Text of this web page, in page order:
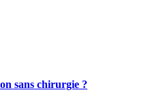
sans chirurgie ?